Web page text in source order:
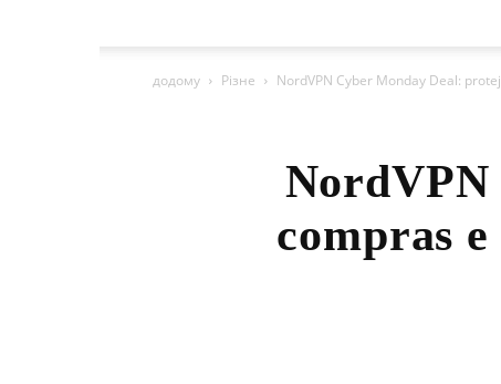
додому Різне NordVPN Cyber ​​Monday Deal:
NordVPN
compras